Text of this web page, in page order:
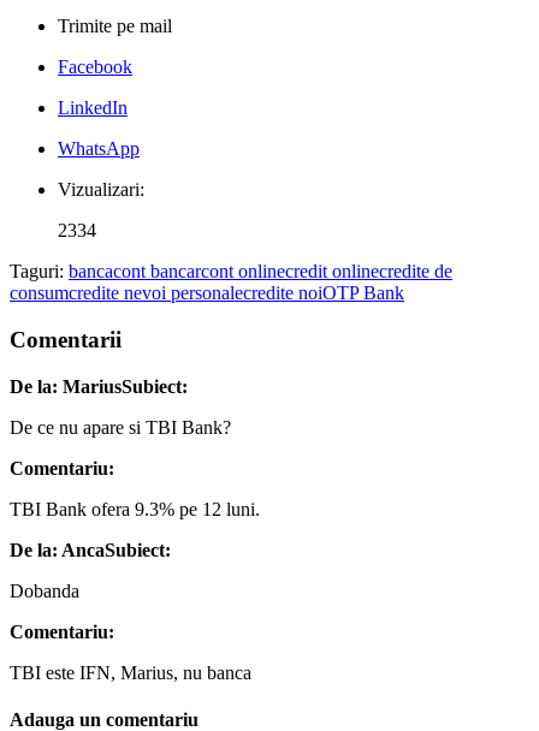
Trimite pe mail
Facebook
LinkedIn
WhatsApp
Vizualizari:
2334
Taguri: bancacont bancarcont onlinecredit onlinecredite de
consumcredite nevoi personalecredite noiOTP Bank
Comentarii
De la: MariusSubiect:
De ce nu apare si TBI Bank?
Comentariu:
TBI Bank ofera 9.3% pe 12 luni.
De la: AncaSubiect:
Dobanda
Comentariu:
TBI este IFN, Marius, nu banca
Adauga un comentariu